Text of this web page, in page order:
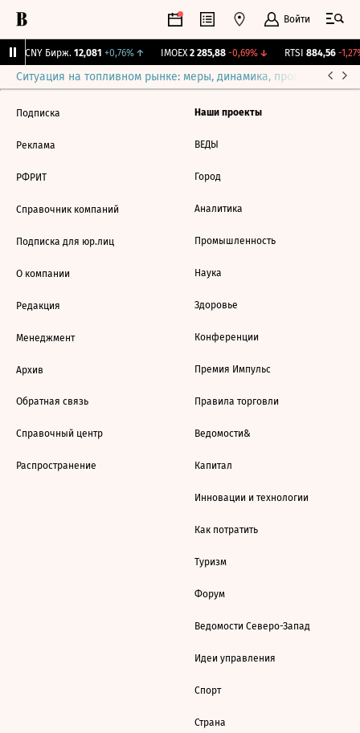
Войти
CNY Бирж. 12,081 +0,76%↑ IMOEX 2 285,88 -0,69%↓ RTSI 884,56 -1,27%
Ситуация на топливном рынке: меры, динамика, прогнозы
Подписка
Реклама
РФРИТ
Справочник компаний
Подписка для юр.лиц
О компании
Редакция
Менеджмент
Архив
Обратная связь
Справочный центр
Распространение
Наши проекты
ВЕДЫ
Город
Аналитика
Промышленность
Наука
Здоровье
Конференции
Премия Импульс
Правила торговли
Ведомости&
Капитал
Инновации и технологии
Как потратить
Туризм
Форум
Ведомости Северо-Запад
Идеи управления
Спорт
Страна